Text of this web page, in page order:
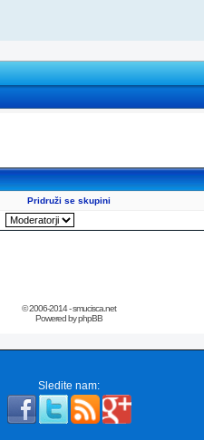
Pridruži se skupini
© 2006-2014 - smucisca.net
Powered by phpBB
Sledite nam: